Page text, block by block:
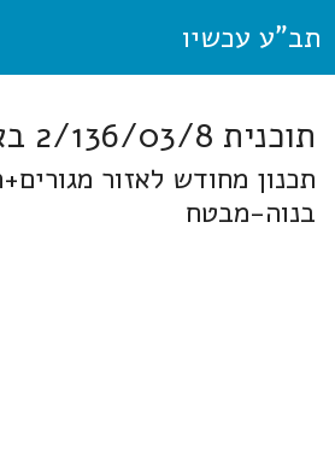
תב"ע עכשיו
תוכנית 2/136/03/8 באר טוביה
תכנון מחודש לאזור
בנוה-מבטח